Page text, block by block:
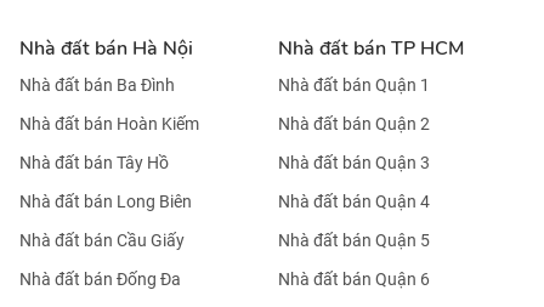
Nhà đất bán Hà Nội
Nhà đất bán Ba Đình
Nhà đất bán Hoàn Kiếm
Nhà đất bán Tây Hồ
Nhà đất bán Long Biên
Nhà đất bán Cầu Giấy
Nhà đất bán Đống Đa
Nhà đất bán TP HCM
Nhà đất bán Quận 1
Nhà đất bán Quận 2
Nhà đất bán Quận 3
Nhà đất bán Quận 4
Nhà đất bán Quận 5
Nhà đất bán Quận 6